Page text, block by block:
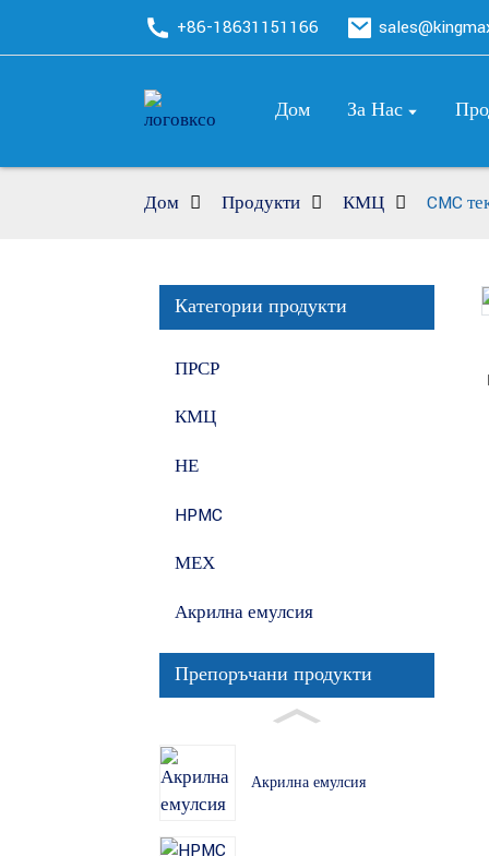
+86-18631151166
Дом За Нас
Дом Продукти КМЦ CMC
Категории продукти
ПРСР
КМЦ
НЕ
HPMC
МЕХ
Акрилна емулсия
Препоръчани продукти
Акрилна емулсия
Loading...
Loading...